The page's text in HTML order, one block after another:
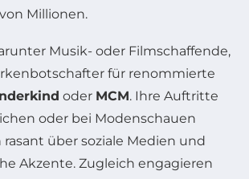
Millionen.
Musik- oder Filmschaffende,
für renommierte
oder MCM. Ihre Auftritte
oder bei Modenschauen
über soziale Medien und
Akzente. Zugleich engagieren